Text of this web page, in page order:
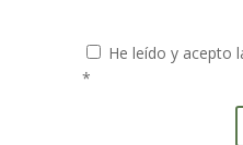
He leído y acepto
*